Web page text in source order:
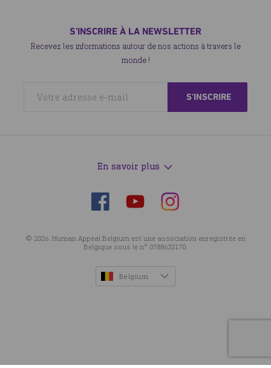
S'INSCRIRE À LA NEWSLETTER
Recevez les informations autour de nos actions à travers le
monde !
En savoir plus
Suivez-
nous
Facebook
Suivez-
YouTube
Suivez-
nous
Instagram
© 2026. Human Appeal Belgium est une association enregistrée en
Belgique sous le n° 0788632170.
Belgium